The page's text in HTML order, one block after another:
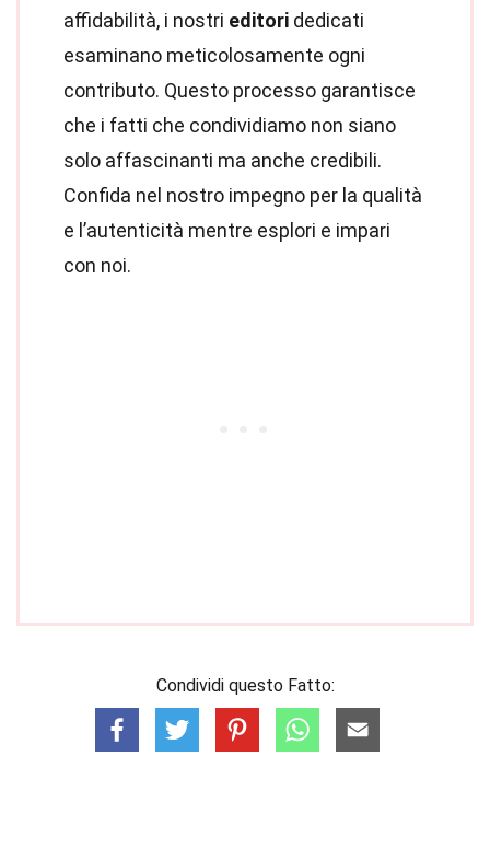
affidabilità, i nostri editori dedicati
esaminano meticolosamente ogni
contributo. Questo processo garantisce
che i fatti che condividiamo non siano
solo affascinanti ma anche credibili.
Confida nel nostro impegno per la qualità
e l’autenticità mentre esplori e impari
con noi.
Condividi questo Fatto: